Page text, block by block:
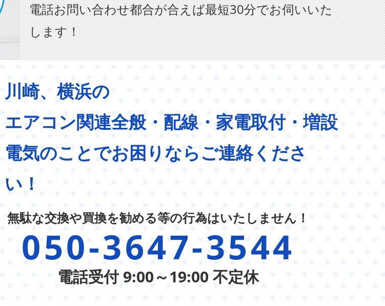
電話お問い合わせ都合が合えば最短30分でお伺いいた
します！
川崎、横浜の
エアコン関連全般・配線・家電取付・増設
電気のことでお困りならご連絡くださ
い！
無駄な交換や買換を勧める等の行為はいたしません！
050-3647-3544
電話受付 9:00～19:00 不定休